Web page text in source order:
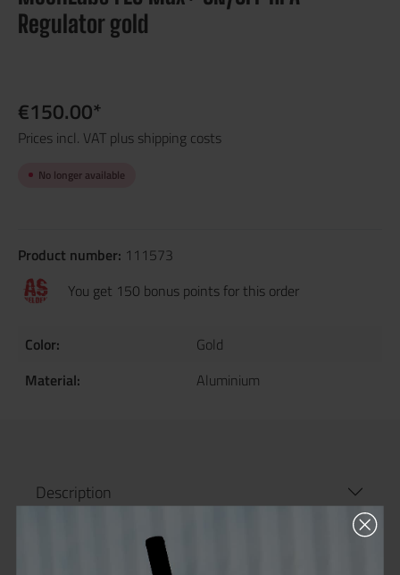
Regulator gold
€150.00*
Prices incl. VAT plus shipping costs
No longer available
Product number: 111573
You get 150 bonus points for this order
Color:
Gold
Material:
Aluminium
Description
Product information "MechLabs FLO